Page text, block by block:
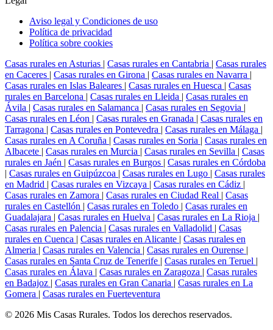
Aviso legal y Condiciones de uso
Política de privacidad
Política sobre cookies
Casas rurales en Asturias | Casas rurales en Cantabria | Casas rurales
en Caceres | Casas rurales en Girona | Casas rurales en Navarra |
Casas rurales en Islas Baleares | Casas rurales en Huesca | Casas
rurales en Barcelona | Casas rurales en Lleida | Casas rurales en
Ávila | Casas rurales en Salamanca | Casas rurales en Segovia |
Casas rurales en Léon | Casas rurales en Granada | Casas rurales en
Tarragona | Casas rurales en Pontevedra | Casas rurales en Málaga |
Casas rurales en A Coruña | Casas rurales en Soria | Casas rurales en
Albacete | Casas rurales en Murcia | Casas rurales en Sevilla | Casas
rurales en Jaén | Casas rurales en Burgos | Casas rurales en Córdoba
| Casas rurales en Guipúzcoa | Casas rurales en Lugo | Casas rurales
en Madrid | Casas rurales en Vizcaya | Casas rurales en Cádiz |
Casas rurales en Zamora | Casas rurales en Ciudad Real | Casas
rurales en Castellón | Casas rurales en Toledo | Casas rurales en
Guadalajara | Casas rurales en Huelva | Casas rurales en La Rioja |
Casas rurales en Palencia | Casas rurales en Valladolid | Casas
rurales en Cuenca | Casas rurales en Alicante | Casas rurales en
Almeria | Casas rurales en Valencia | Casas rurales en Ourense |
Casas rurales en Santa Cruz de Tenerife | Casas rurales en Teruel |
Casas rurales en Álava | Casas rurales en Zaragoza | Casas rurales
en Badajoz | Casas rurales en Gran Canaria | Casas rurales en La
Gomera | Casas rurales en Fuerteventura
© 2026 Mis Casas Rurales. Todos los derechos reservados.